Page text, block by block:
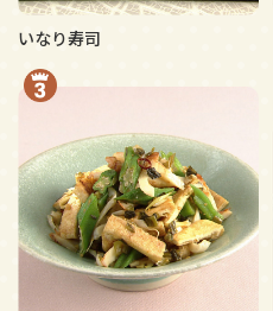
いなり寿司